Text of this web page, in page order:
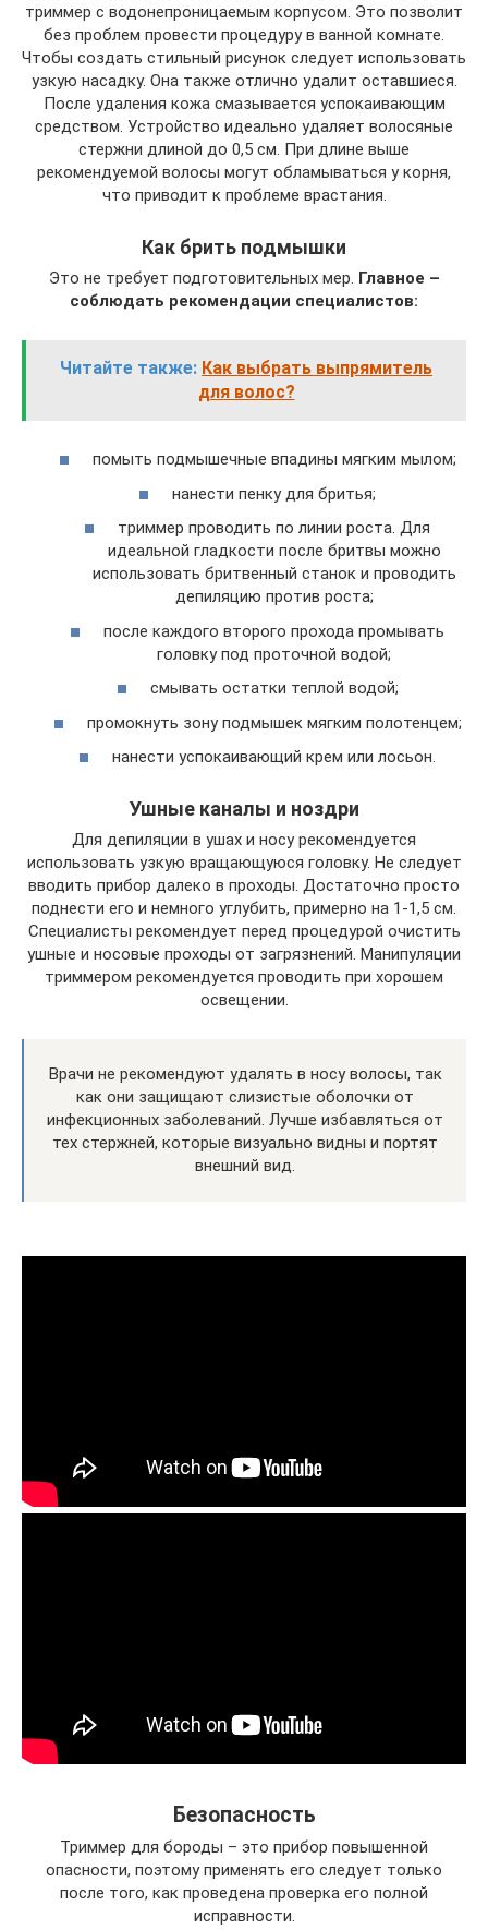
триммер с водонепроницаемым корпусом. Это позволит
без проблем провести процедуру в ванной комнате.
Чтобы создать стильный рисунок следует использовать
узкую насадку. Она также отлично удалит оставшиеся.
После удаления кожа смазывается успокаивающим
средством. Устройство идеально удаляет волосяные
стержни длиной до 0,5 см. При длине выше
рекомендуемой волосы могут обламываться у корня,
что приводит к проблеме врастания.
Как брить подмышки
Это не требует подготовительных мер. Главное –
соблюдать рекомендации специалистов:
Читайте также: Как выбрать выпрямитель
для волос?
помыть подмышечные впадины мягким мылом;
нанести пенку для бритья;
триммер проводить по линии роста. Для
идеальной гладкости после бритвы можно
использовать бритвенный станок и проводить
депиляцию против роста;
после каждого второго прохода промывать
головку под проточной водой;
смывать остатки теплой водой;
промокнуть зону подмышек мягким полотенцем;
нанести успокаивающий крем или лосьон.
Ушные каналы и ноздри
Для депиляции в ушах и носу рекомендуется
использовать узкую вращающуюся головку. Не следует
вводить прибор далеко в проходы. Достаточно просто
поднести его и немного углубить, примерно на 1-1,5 см.
Специалисты рекомендует перед процедурой очистить
ушные и носовые проходы от загрязнений. Манипуляции
триммером рекомендуется проводить при хорошем
освещении.
Врачи не рекомендуют удалять в носу волосы, так
как они защищают слизистые оболочки от
инфекционных заболеваний. Лучше избавляться от
тех стержней, которые визуально видны и портят
внешний вид.
Безопасность
Триммер для бороды – это прибор повышенной
опасности, поэтому применять его следует только
после того, как проведена проверка его полной
исправности.